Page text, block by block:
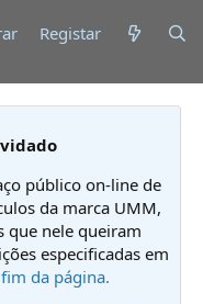
Registar
público on-line de
da marca UMM,
que nele queiram
especificadas em
da página.